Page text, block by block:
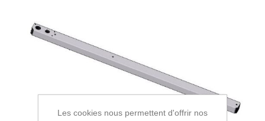
Les cookies nous permettent d'offrir nos